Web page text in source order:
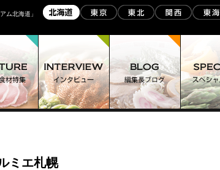
ム北海道」
ミエ札幌